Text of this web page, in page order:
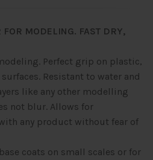
MODELING. FAST DRY,
Perfect grip on plastic,
Resistant to water and
like any other modelling
not blur. Allows for
any product without fear of
coats on small scales or for